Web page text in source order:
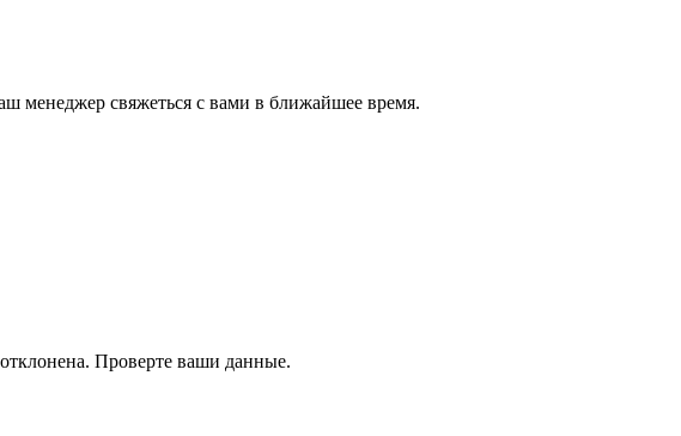
менеджер свяжеться с вами в ближайшее время.
Проверте ваши данные.